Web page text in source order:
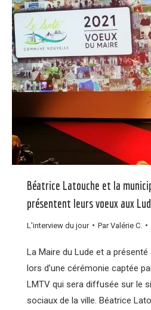
Béatrice Latouche et la
présentent leurs voeux aux
L'interview du jour ParValérie C.
La Maire du Lude et a
lors d’une cérémonie captée
LMTV qui sera diffusée sur le
sociaux de la ville. Béatrice